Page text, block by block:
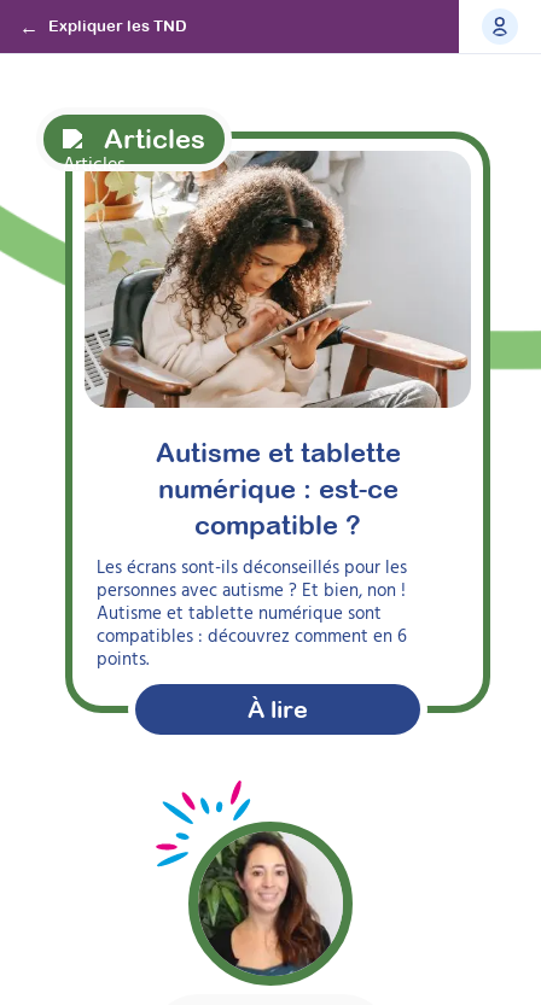
Expliquer les TND
Articles
Autisme et tablette
numérique : est-ce
compatible ?
Les écrans sont-ils déconseillés pour les
personnes avec autisme ? Et bien, non !
Autisme et tablette numérique sont
compatibles : découvrez comment en 6
points.
À lire